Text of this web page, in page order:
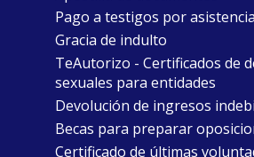
Pago a testigos por
Gracia de indulto
TeAutorizo - Certificados de
sexuales para entidades
Devolución de ingresos
Becas para preparar
Certificado de últimas